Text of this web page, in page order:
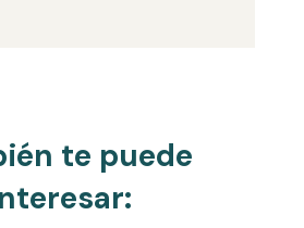
te puede